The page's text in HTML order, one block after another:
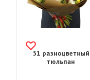
51 разноцветный
тюльпан